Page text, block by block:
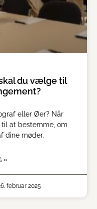
du vælge til
eller Øer? Når
at bestemme, om
dine møder.
»
februar 2025